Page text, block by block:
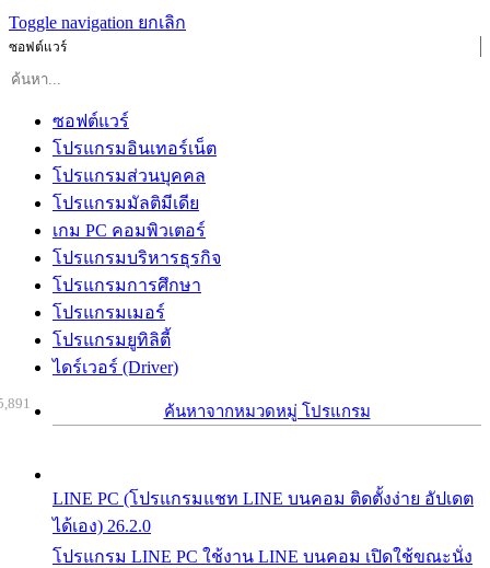
Toggle navigation ยกเลิก
ซอฟต์แวร์
ซอฟต์แวร์
โปรแกรมอินเทอร์เน็ต
โปรแกรมส่วนบุคคล
โปรแกรมมัลติมีเดีย
เกม PC คอมพิวเตอร์
โปรแกรมบริหารธุรกิจ
โปรแกรมการศึกษา
โปรแกรมเมอร์
โปรแกรมยูทิลิตี้
ไดร์เวอร์ (Driver)
ค้นหาจากหมวดหมู่ โปรแกรม
LINE PC (โปรแกรมแชท LINE บนคอม ติดตั้งง่าย อัปเดต
ได้เอง) 26.2.0
โปรแกรม LINE PC ใช้งาน LINE บนคอม เปิดใช้ขณะนั่ง